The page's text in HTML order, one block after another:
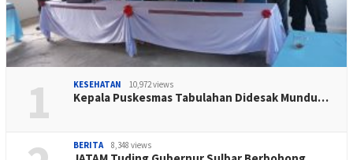
1 KESEHATAN 10,972 views
Kepala Puskesmas Tabulahan Didesak Mundu…
BERITA 8,348 views